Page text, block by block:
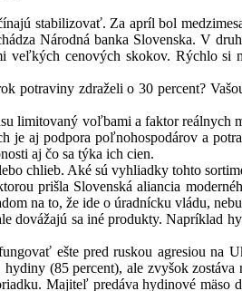
stabilizovať. Za apríl bol
Národná banka Slovenska. V
veľkých cenových skokov. Rýchlo
potraviny zdraželi o 30 percent?
limitovaný voľbami a faktor
je aj podpora poľnohospodárov a
aj čo sa týka ich cien.
chlieb. Aké sú vyhliadky tohto
prišla Slovenská aliancia
na to, že ide o úradnícku vládu,
sa iné produkty. Napríklad
ešte pred ruskou agresiou
(85 percent), ale zvyšok
Majiteľ predáva hydinové